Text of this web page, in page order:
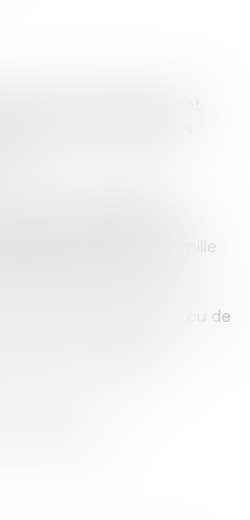
des avocats du cabinet
vos interlocuteurs
de la filiation
en droit de la famille
suivantes :
ou rupture de PACS ou de
aux nouvelles
de filiation